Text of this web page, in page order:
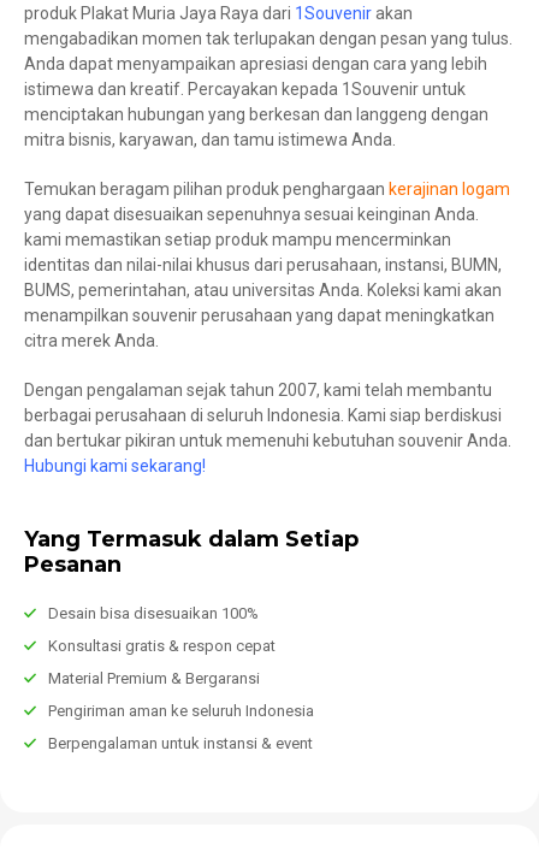
produk Plakat Muria Jaya Raya dari 1Souvenirakan
mengabadikan momen tak terlupakan dengan pesan yang tulus.
Anda dapat menyampaikan apresiasi dengan cara yang lebih
istimewa dan kreatif. Percayakan kepada 1Souvenir untuk
menciptakan hubungan yang berkesan dan langgeng dengan
mitra bisnis, karyawan, dan tamu istimewa Anda.
Temukan beragam pilihan produk penghargaan kerajinan logam
yang dapat disesuaikan sepenuhnya sesuai keinginan Anda.
kami memastikan setiap produk mampu mencerminkan
identitas dan nilai-nilai khusus dari perusahaan, instansi, BUMN,
BUMS, pemerintahan, atau universitas Anda. Koleksi kami akan
menampilkan souvenir perusahaan yang dapat meningkatkan
citra merek Anda.
Dengan pengalaman sejak tahun 2007, kami telah membantu
berbagai perusahaan di seluruh Indonesia. Kami siap berdiskusi
dan bertukar pikiran untuk memenuhi kebutuhan souvenir Anda.
Hubungi kami sekarang!
Yang Termasuk dalam Setiap
Pesanan
Desain bisa disesuaikan 100%
Konsultasi gratis & respon cepat
Material Premium & Bergaransi
Pengiriman aman ke seluruh Indonesia
Berpengalaman untuk instansi & event